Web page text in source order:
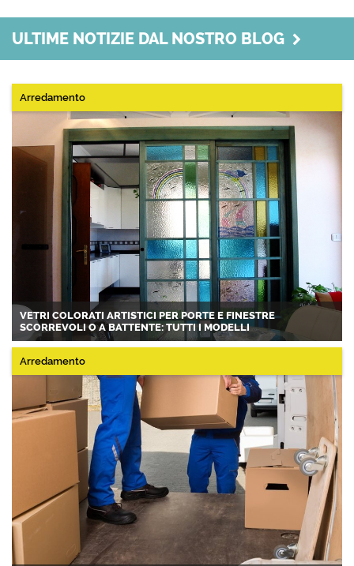
ULTIME NOTIZIE DAL NOSTRO BLOG
Arredamento
VETRI COLORATI ARTISTICI PER PORTE E FINESTRE
SCORREVOLI O A BATTENTE: TUTTI I MODELLI
Arredamento